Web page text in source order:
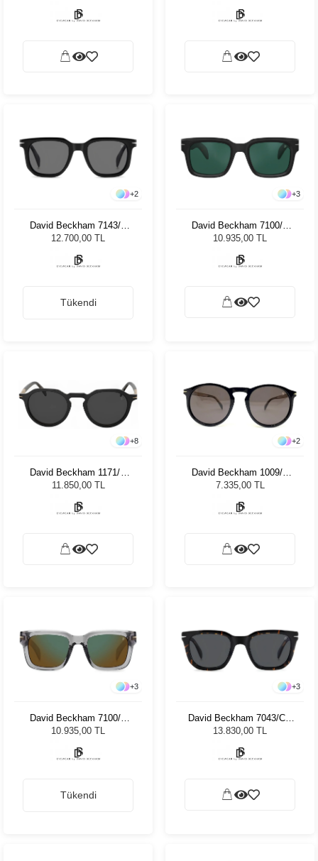
+2
David Beckham 7143/C
807 21 8503251 Unisex
12.700,00 TL
Tükendi
+3
David Beckham 7100/S
WR7 52MT Unisex Güneş
10.935,00 TL
+8
David Beckham 1171/S
PPO 492K Unisex Güneş
11.850,00 TL
+2
David Beckham 1009/S
807IR 50 Unisex Güneş
7.335,00 TL
+3
David Beckham 7100/S
KB7MT 52 Unisex Güneş
10.935,00 TL
Tükendi
+3
David Beckham 7043/CS
086M9 50 Unisex Güneş
13.830,00 TL